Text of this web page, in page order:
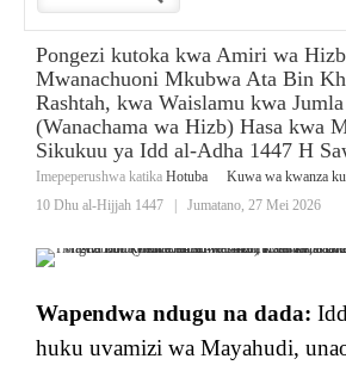
Pongezi kutoka kwa Amiri wa
Mwanachuoni Mkubwa Ata Bin
Rashtah, kwa Waislamu kwa
(Wanachama wa Hizb) Hasa kwa
Sikukuu ya Idd al-Adha 1447 H
Imepeperushwa katika Hotuba
Kuwa wa kwanza
10 Dhu al-Hijjah 1447
Jumatano, 27 Mei 2026
Wapendwa ndugu na dada:
huku uvamizi wa Mayahudi,